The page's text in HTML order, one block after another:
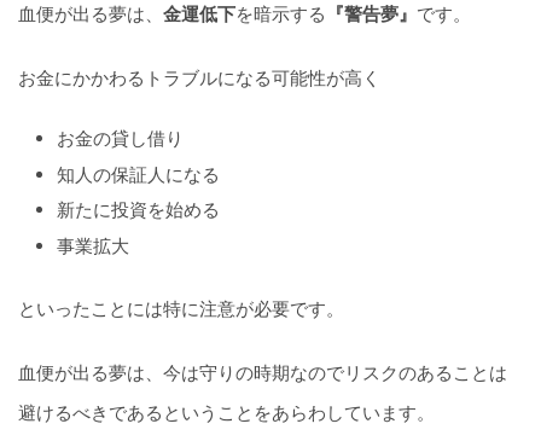
血便が出る夢は、 金運低下を暗示する 『警告夢』 です。
お金にかかわるトラブルになる可能性が高く
お金の貸し借り
知人の保証人になる
新たに投資を始める
事業拡大
といったことには特に注意が必要です。
血便が出る夢は、今は守りの時期なのでリスクのあることは
避けるべきであるということをあらわしています。